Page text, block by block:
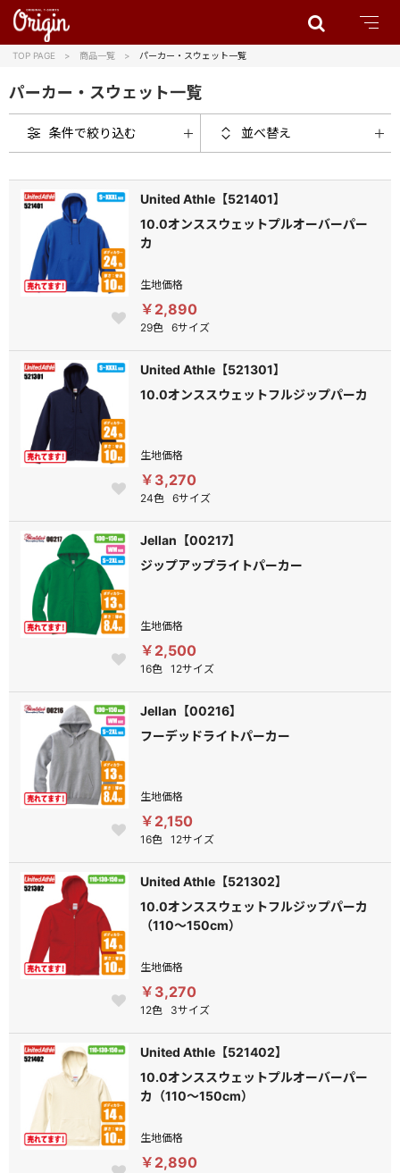
TOP PAGE 商品一覧 パーカー・スウェット一覧
パーカー・スウェット一覧
条件で絞り込む 並べ替え
United Athle【521401】
10.0オンススウェットプルオーバーパー
カ
生地価格
￥2,890
29色 6サイズ
United Athle【521301】
10.0オンススウェットフルジップパーカ
生地価格
￥3,270
24色 6サイズ
Jellan【00217】
ジップアップライトパーカー
生地価格
￥2,500
16色 12サイズ
Jellan【00216】
フーデッドライトパーカー
生地価格
￥2,150
16色 12サイズ
United Athle【521302】
10.0オンススウェットフルジップパーカ
（110～150cm）
生地価格
￥3,270
12色 3サイズ
United Athle【521402】
10.0オンススウェットプルオーバーパー
カ（110～150cm）
生地価格
￥2,890